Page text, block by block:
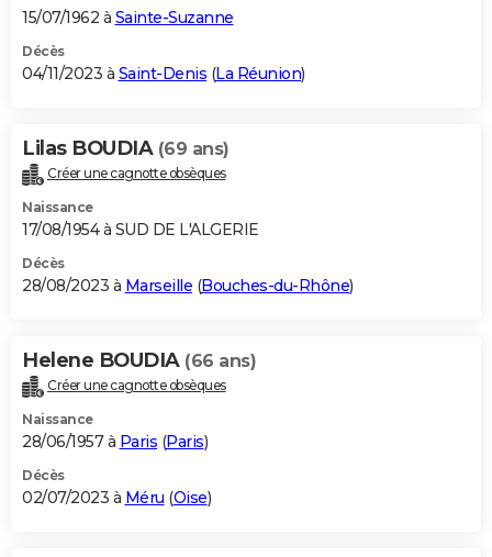
15/07/1962 à Sainte-Suzanne
Décès
04/11/2023 à Saint-Denis (La Réunion)
Lilas BOUDIA (69 ans)
Créer une cagnotte obsèques
Naissance
17/08/1954 à SUD DE L'ALGERIE
Décès
28/08/2023 à Marseille (Bouches-du-Rhône)
Helene BOUDIA (66 ans)
Créer une cagnotte obsèques
Naissance
28/06/1957 à Paris (Paris)
Décès
02/07/2023 à Méru (Oise)